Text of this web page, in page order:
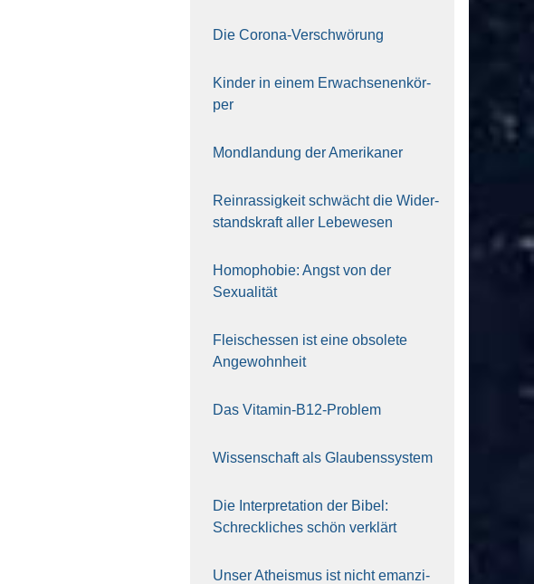
Die Coro­na-Ver­schwö­rung
Kin­der in einem Erwach­se­nen­kör­
per
Mond­lan­dung der Ame­ri­ka­ner
Rein­ras­sig­keit schwächt die Wider­
stands­kraft aller Lebe­we­sen
Homo­pho­bie: Angst von der
Sexua­li­tät
Fleisch­essen ist eine obso­le­te
An‍ge‍wohn‍heit
Das Vit­amin-B12-Pro­blem
Wis­sen­schaft als Glau­bens­sys­tem
Die Inter­pre­ta­ti­on der Bibel:
Schreck­li­ches schön ver­klärt
Unser Athe­is­mus ist nicht eman­zi­